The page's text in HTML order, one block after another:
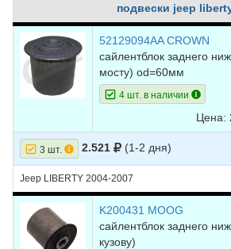
подвески jeep
52129094AA CROWN
сайлентблок заднего
мосту) od=60мм
4 шт. в наличии
Цена:
3 шт. 2.521 (1-2 дня)
Jeep LIBERTY 2004-2007
K200431 MOOG
сайлентблок заднего
кузову)